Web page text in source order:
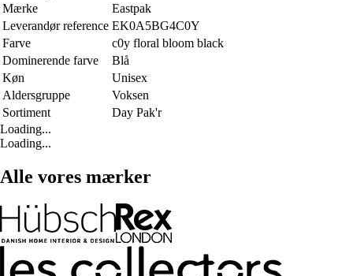
Mærke
Eastpak
Leverandør reference EK0A5BG4C0Y
Farve
c0y floral bloom black
Dominerende farve
Blå
Køn
Unisex
Aldersgruppe
Voksen
Sortiment
Day Pak'r
Loading...
Loading...
Alle vores mærker